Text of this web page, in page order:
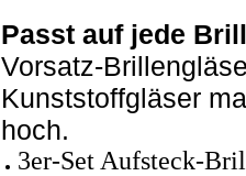
Passt auf jede
Vorsatz-
Kunststoffgläser
hoch.
3er-Set Aufsteck-